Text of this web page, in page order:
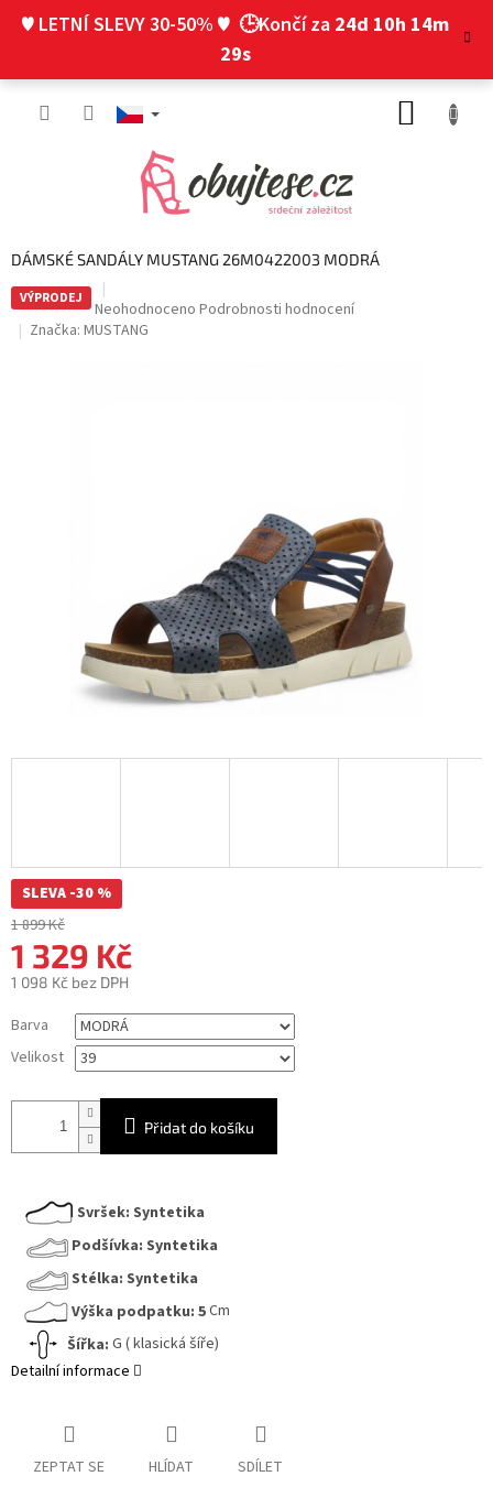
♥ LETNÍ SLEVY 30-50% ♥ 🕒Končí za 24d 10h 14m
28s
DÁMSKÉ SANDÁLY MUSTANG 26M0422003 MODRÁ
VÝPRODEJ
Průměrné
hodnocení
Neohodnoceno Podrobnosti hodnocení
Značka: MUSTANG
SLEVA -30 %
1 899 Kč
1 329 Kč
1 098 Kč bez DPH
cena:
Barva
Velikost
Přidat do košíku
Svršek: Syntetika
Podšívka: Syntetika
Stélka: Syntetika
Výška podpatku: 5Cm
Šířka: G ( klasická šíře)
Detailní informace
ZEPTAT SE HLÍDAT SDÍLET